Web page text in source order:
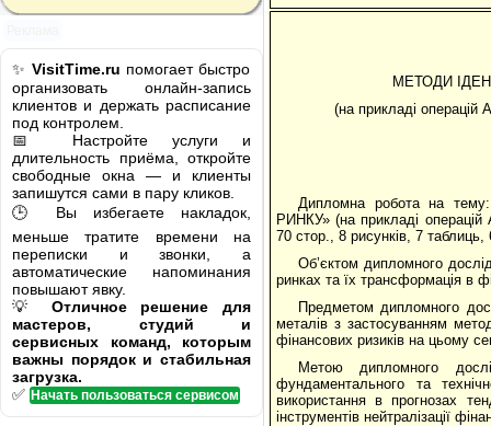
✨ VisitTime.ru помогает быстро
организовать онлайн-запись
клиентов и держать расписание
под контролем.
📅 Настройте услуги и
длительность приёма, откройте
свободные окна — и клиенты
запишутся сами в пару кликов.
🕒 Вы избегаете накладок,
меньше тратите времени на
переписки и звонки, а
автоматические напоминания
повышают явку.
💡 Отличное решение для
мастеров, студий и
сервисных команд, которым
важны порядок и стабильная
загрузка.
✅ Начать пользоваться сервисом
МЕТОДИ
(на прикладі операцій
Дипломна робота на
РИНКУ» (на прикладі
70 стор., 8 рисунків, 7
Об’єктом дипломного
ринках та їх трансформація в
Предметом дипломного
металів з застосуванням
фінансових ризиків на цьому
Метою дипломного
фундаментального та
використання в прогнозах
інструментів нейтралізації